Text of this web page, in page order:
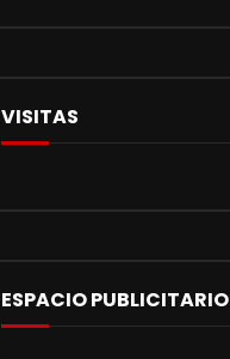
VISITAS
ESPACIO PUBLICITARIO